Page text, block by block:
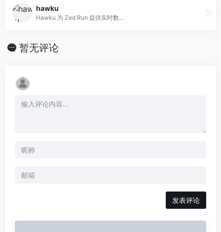
hawku
Hawku 为 Zed Run 提供实时数...
暂无评论
发表评论